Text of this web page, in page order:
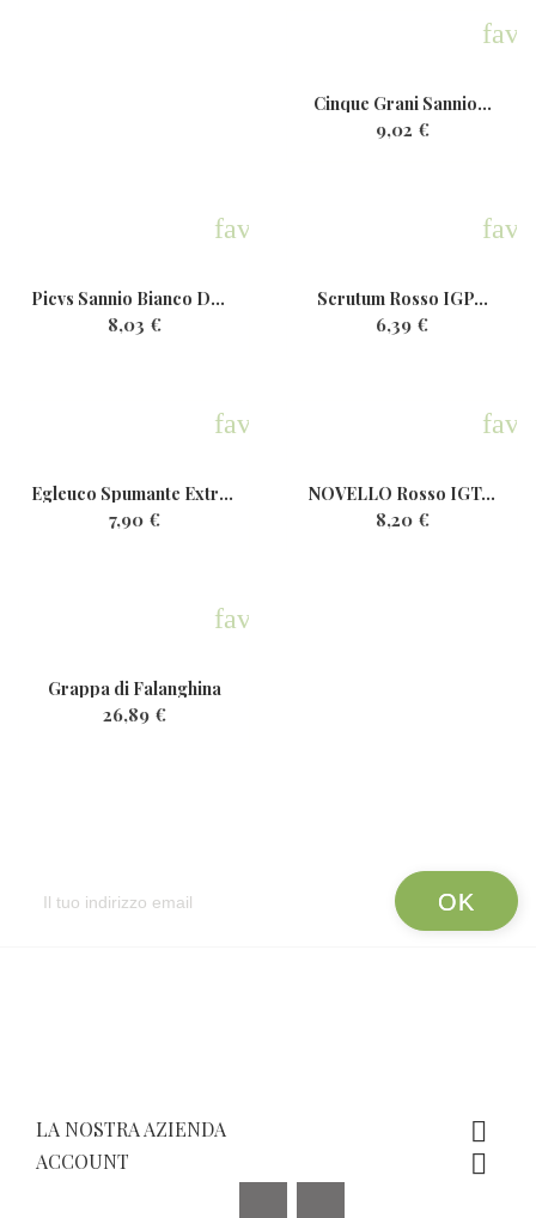
Cinque Grani Sannio...
9,02 €
favorite
Picvs Sannio Bianco DOP Bio...
8,03 €
Scrutum Rosso IGP...
6,39 €
favorite
Egleuco Spumante ExtraDry...
7,90 €
NOVELLO Rosso IGT...
8,20 €
favorite
Grappa di Falanghina
26,89 €
LA NOSTRA AZIENDA 
ACCOUNT 